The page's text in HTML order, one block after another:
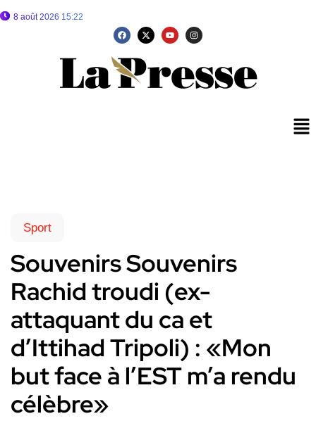
8 août 2026 15:22
Sport
Souvenirs Souvenirs
Rachid troudi (ex-
attaquant du ca et
d’Ittihad Tripoli) : «Mon
but face à l’EST m’a rendu
célèbre»